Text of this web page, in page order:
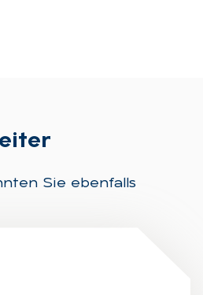
Sie ebenfalls